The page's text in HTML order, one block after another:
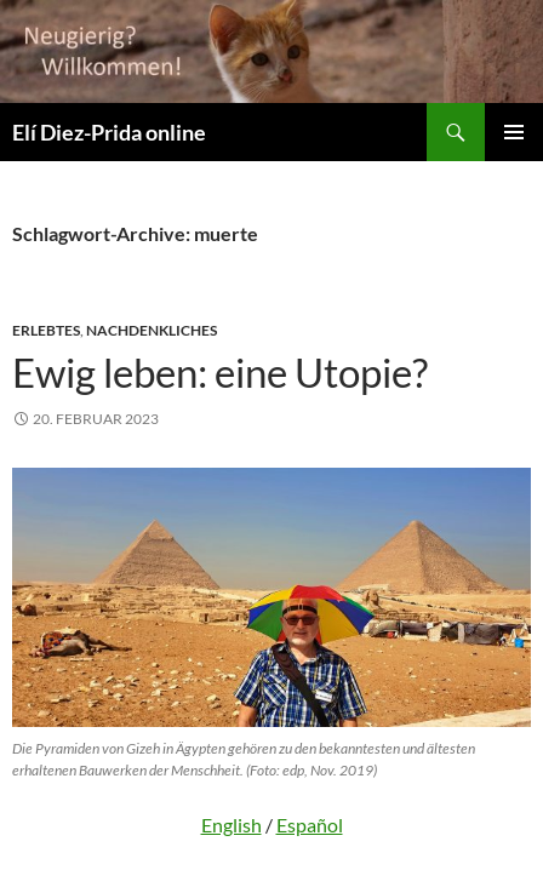
Elí Diez-Prida online
Schlagwort-Archive: muerte
ERLEBTES, NACHDENKLICHES
Ewig leben: eine Utopie?
20. FEBRUAR 2023
Die Pyramiden von Gizeh in Ägypten gehören zu den bekanntesten und ältesten
erhaltenen Bauwerken der Menschheit. (Foto: edp, Nov. 2019)
English / Español